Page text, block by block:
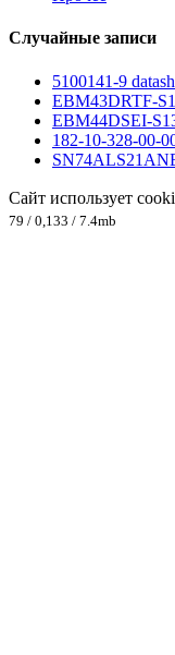
Случайные записи
5100141-9
EBM43DRTF-
EBM44DSEI-
182-10-328-00-
Сайт использует
79 / 0,133 / 7.4mb